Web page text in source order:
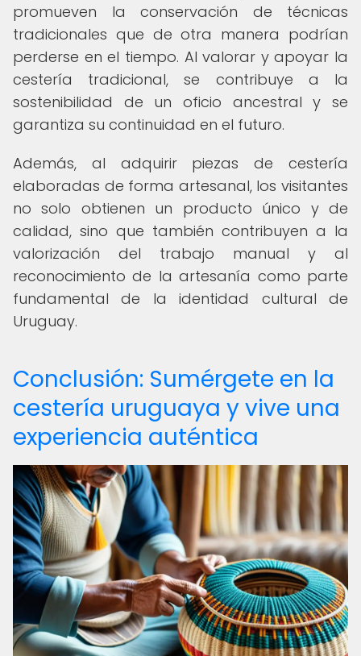
promueven la conservación de técnicas
tradicionales que de otra manera podrían
perderse en el tiempo. Al valorar y apoyar la
cestería tradicional, se contribuye a la
sostenibilidad de un oficio ancestral y se
garantiza su continuidad en el futuro.
Además, al adquirir piezas de cestería
elaboradas de forma artesanal, los visitantes
no solo obtienen un producto único y de
calidad, sino que también contribuyen a la
valorización del trabajo manual y al
reconocimiento de la artesanía como parte
fundamental de la identidad cultural de
Uruguay.
Conclusión: Sumérgete en la
cestería uruguaya y vive una
experiencia auténtica